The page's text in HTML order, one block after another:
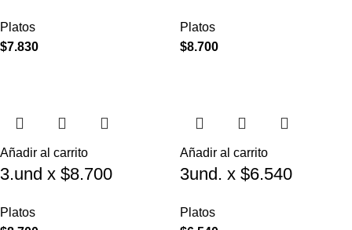
Elevado para
Mascotas
Platos
$7.830
Antiderrame para
Mascotas
Platos
$8.700
Añadir al carrito
3.und x $8.700
Elevado para
Platos
Añadir al carrito
3und. x $6.540
Elevado para
Platos